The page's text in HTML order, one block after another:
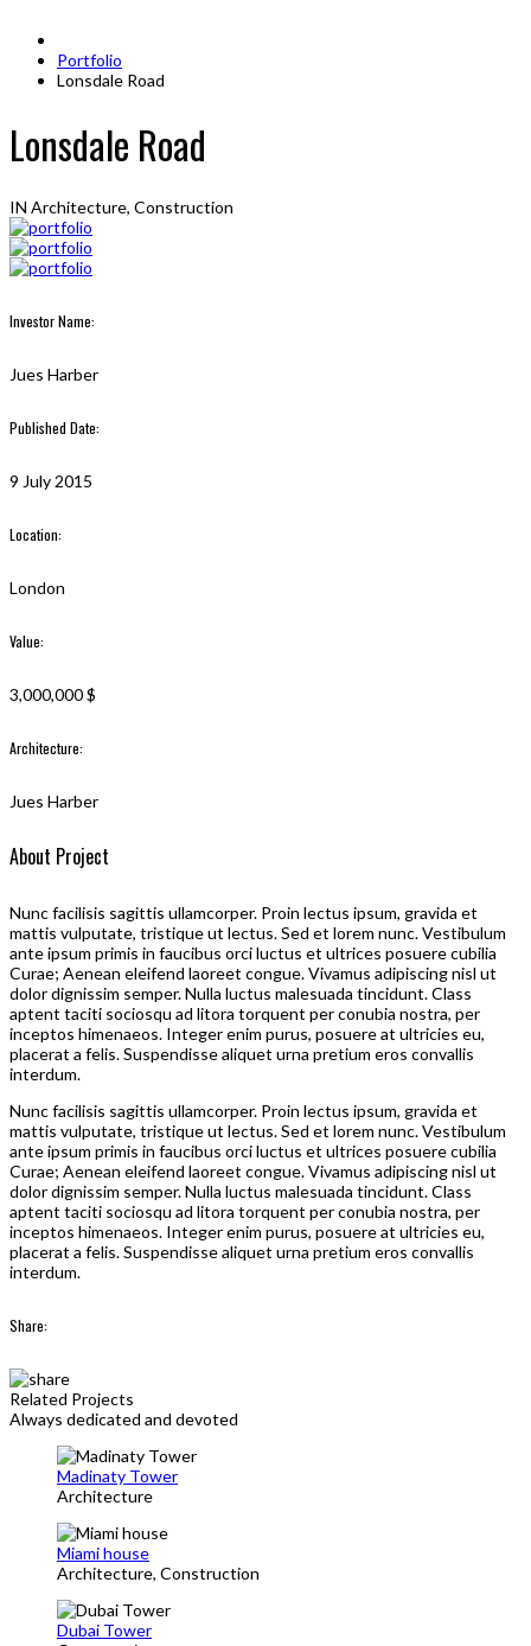
Portfolio
Lonsdale Road
Lonsdale Road
IN Architecture, Construction
Investor Name:
Jues Harber
Published Date:
9 July 2015
Location:
London
Value:
3,000,000 $
Architecture:
Jues Harber
About Project
Nunc facilisis sagittis ullamcorper. Proin lectus ipsum, gravida et
mattis vulputate, tristique ut lectus. Sed et lorem nunc. Vestibulum
ante ipsum primis in faucibus orci luctus et ultrices posuere cubilia
Curae; Aenean eleifend laoreet congue. Vivamus adipiscing nisl ut
dolor dignissim semper. Nulla luctus malesuada tincidunt. Class
aptent taciti sociosqu ad litora torquent per conubia nostra, per
inceptos himenaeos. Integer enim purus, posuere at ultricies eu,
placerat a felis. Suspendisse aliquet urna pretium eros convallis
interdum.
Nunc facilisis sagittis ullamcorper. Proin lectus ipsum, gravida et
mattis vulputate, tristique ut lectus. Sed et lorem nunc. Vestibulum
ante ipsum primis in faucibus orci luctus et ultrices posuere cubilia
Curae; Aenean eleifend laoreet congue. Vivamus adipiscing nisl ut
dolor dignissim semper. Nulla luctus malesuada tincidunt. Class
aptent taciti sociosqu ad litora torquent per conubia nostra, per
inceptos himenaeos. Integer enim purus, posuere at ultricies eu,
placerat a felis. Suspendisse aliquet urna pretium eros convallis
interdum.
Share:
Related Projects
Always dedicated and devoted
Madinaty Tower
Architecture
Miami house
Architecture, Construction
Dubai Tower